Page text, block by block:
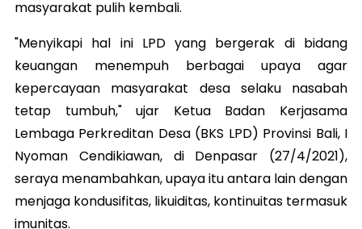
masyarakat pulih kembali.
"Menyikapi hal ini LPD yang bergerak di bidang
keuangan menempuh berbagai upaya agar
kepercayaan masyarakat desa selaku nasabah
tetap tumbuh," ujar Ketua Badan Kerjasama
Lembaga Perkreditan Desa (BKS LPD) Provinsi Bali, I
Nyoman Cendikiawan, di Denpasar (27/4/2021),
seraya menambahkan, upaya itu antara lain dengan
menjaga kondusifitas, likuiditas, kontinuitas termasuk
imunitas.